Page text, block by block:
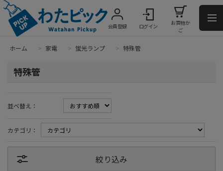
会員登録 ログイン
お買物か
ご
ホーム > 家電 > 蛍光ランプ > 特殊管
特殊管
並べ替え：
カテゴリ：
絞り込み